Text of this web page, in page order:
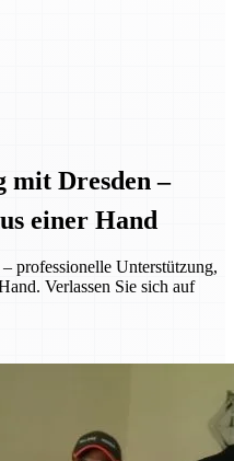
mit Dresden –
einer Hand
professionelle Unterstützung,
Verlassen Sie sich auf